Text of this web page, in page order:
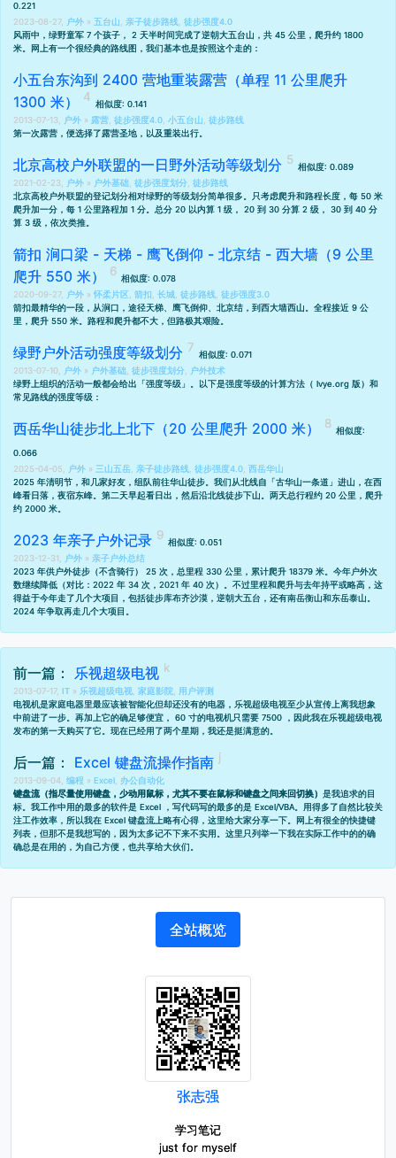
0.221
2023-08-27,
户外 » 五台山 亲子徒步路线 徒步强度4.0
风雨中，绿野童军 7 个孩子， 2 天半时间完成了逆朝大五台山，共 45 公里，爬升约 1800
米。网上有一个很经典的路线图，我们基本也是按照这个走的：
小五台东沟到 2400 营地重装露营（单程 11 公里爬升
1300 米）
相似度: 0.141
2013-07-13,
户外 » 露营 徒步强度4.0 小五台山
徒步路线
第一次露营，便选择了露营圣地，以及重装出行。
北京高校户外联盟的一日野外活动等级划分
相似度: 0.089
2021-02-23,
户外 » 户外基础 徒步强度划分 徒步路线
北京高校户外联盟的登记划分相对绿野的等级划分简单很多。只考虑爬升和路程长度，每 50 米
爬升加一分，每 1 公里路程加 1 分。总分 20 以内算 1 级， 20 到 30 分算 2 级， 30 到 40 分
算 3 级，依次类推。
箭扣 涧口梁 - 天梯 - 鹰飞倒仰 - 北京结 - 西大墙（9 公里
爬升 550 米）
相似度: 0.078
2020-09-27,
户外 » 怀柔片区 箭扣 长城 徒步路线 徒步强度3.0
箭扣最精华的一段，从涧口，途径天梯、鹰飞倒仰、北京结，到西大墙西山。全程接近 9 公
里，爬升 550 米。路程和爬升都不大，但路极其艰险。
绿野户外活动强度等级划分
相似度: 0.071
2013-07-10,
户外 » 户外基础 徒步强度划分
户外技术
绿野上组织的活动一般都会给出「强度等级」。以下是强度等级的计算方法（ lvye.org 版）和
常见路线的强度等级：
西岳华山徒步北上北下（20 公里爬升 2000 米） 相似度:
0.066
2025-04-05,
户外 » 三山五岳 亲子徒步路线 徒步强度4.0 西岳华山
2025 年清明节，和几家好友，组队前往华山徒步。我们从北线自「古华山一条道」进山，在西
峰看日落，夜宿东峰。第二天早起看日出，然后沿北线徒步下山。两天总行程约 20 公里，爬升
约 2000 米。
2023 年亲子户外记录
相似度: 0.051
2023-12-31,
户外 » 亲子户外总结
2023 年供户外徒步（不含骑行） 25 次，总里程 330 公里，累计爬升 18379 米。今年户外次
数继续降低（对比： 2022 年 34 次 ， 2021 年 40 次）。不过里程和爬升与去年持平或略高，这
得益于今年走了几个大项目，包括徒步库布齐沙漠 ， 逆朝大五台 ，还有南岳衡山和东岳泰山
2024 年争取再走几个大项目。
前一篇： 乐视超级电视
2013-07-17, IT » 乐视超级电视 家庭影院
用户评测
电视机是家庭电器里最应该被智能化但却还没有的电器， 乐视超级电视至少从宣传上离我想象
中前进了一步。再加上它的确足够便宜， 60 寸的电视机只需要 7500 ，因此我在乐视超级电视
发布的第一天购买了它。现在已经用了两个星期，我还是挺满意的。
后一篇： Excel 键盘流操作指南
2013-09-04, 编程 » Excel
办公自动化
键盘流（指尽量使用键盘，少动用鼠标，尤其不要在鼠标和键盘之间来回切换） 是我追求的目
标。我工作中用的最多的软件是 Excel ，写代码写的最多的是 Excel/VBA。用得多了自然比较关
注工作效率，所以我在 Excel 键盘流上略有心得，这里给大家分享一下。网上有很全的快捷键
列表，但那不是我想写的，因为太多记不下来不实用。这里只列举一下我在实际工作中的的确
确总是在用的，为自己方便，也共享给大伙们。
全站概览
张志强
学习笔记
just for myself